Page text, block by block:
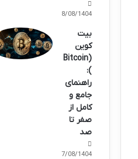
18/08/1404
بیت
کوین
(Bitcoin
):
راهنمای
جامع و
کامل از
صفر تا
صد
17/08/1404